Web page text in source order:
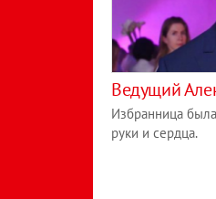
Ведущий
Избранница
руки и сердца.